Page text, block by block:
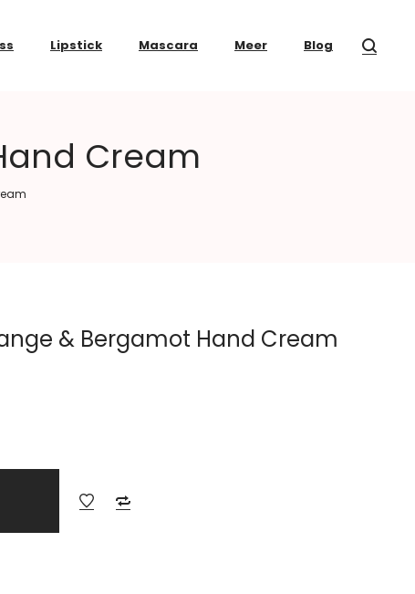
Lipstick Mascara Meer Blog
Cream
& Bergamot Hand Cream